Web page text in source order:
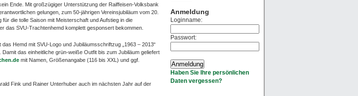
Ende. Mit großzügiger Unterstützung der Raiffeisen-Volksbank
gelungen, zum 50-jährigen Vereinsjubiläum vom 20.
die tolle Saison mit Meisterschaft und Aufstieg in die
das SVU-Trachtenhemd komplett gesponsert bekommen.
Hemd mit SVU-Logo und Jubiläumsschriftzug „1963 – 2013“
das einheitliche grün-weiße Outfit bis zum Jubiläum geliefert
mit Namen, Größenangabe (116 bis XXL) und ggf.
Fink und Rainer Unterhuber auch im nächsten Jahr auf der
Anmeldung
Loginname:
Passwort:
Haben Sie Ihre persönlichen
Daten vergessen?